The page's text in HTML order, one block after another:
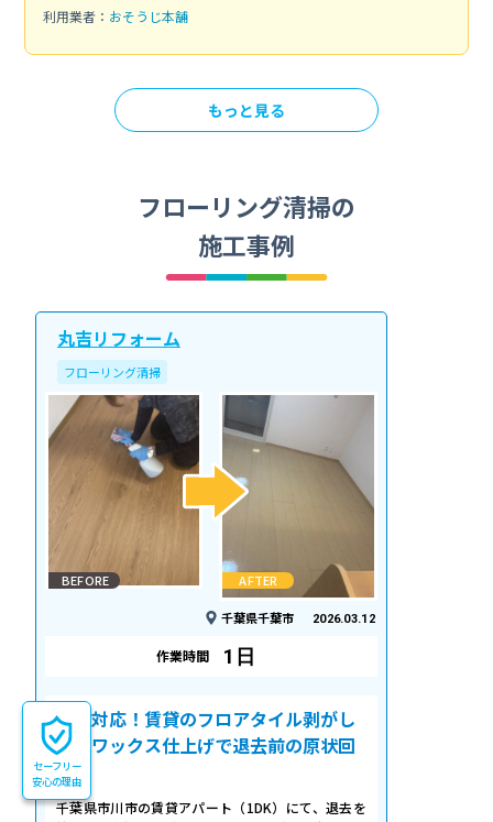
利用業者： おそうじ本舗
もっと見る
フローリング清掃の
施工事例
丸吉リフォーム
フローリング清掃
BEFORE AFTER
千葉県千葉市 2026.03.12
作業時間 1日
即日対応！賃貸のフロアタイル剥がし
＆床ワックス仕上げで退去前の原状回
復
千葉県市川市の賃貸アパート（1DK）にて、退去を
セーフリー
安心の理由